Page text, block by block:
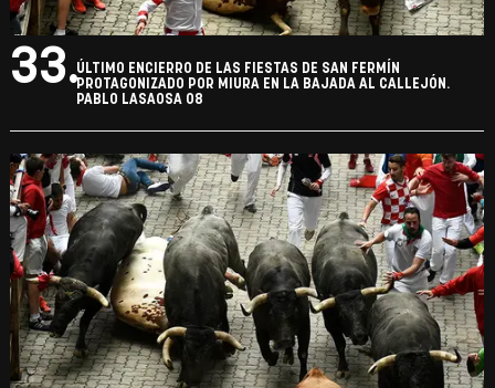
33.ÚLTIMO ENCIERRO DE LAS FIESTAS DE SAN FERMÍN
PROTAGONIZADO POR MIURA EN LA BAJADA AL CALLEJÓN.
PABLO LASAOSA 08